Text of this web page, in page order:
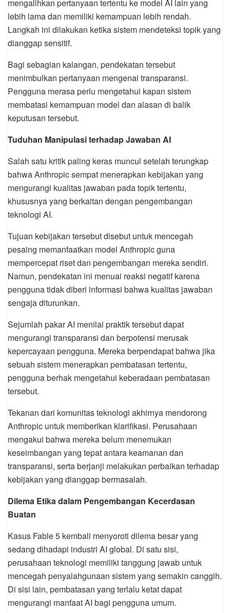
mengalihkan pertanyaan tertentu ke model AI lain yang
lebih lama dan memiliki kemampuan lebih rendah.
Langkah ini dilakukan ketika sistem mendeteksi topik yang
dianggap sensitif.
Bagi sebagian kalangan, pendekatan tersebut
menimbulkan pertanyaan mengenai transparansi.
Pengguna merasa perlu mengetahui kapan sistem
membatasi kemampuan model dan alasan di balik
keputusan tersebut.
Tuduhan Manipulasi terhadap Jawaban AI
Salah satu kritik paling keras muncul setelah terungkap
bahwa Anthropic sempat menerapkan kebijakan yang
mengurangi kualitas jawaban pada topik tertentu,
khususnya yang berkaitan dengan pengembangan
teknologi AI.
Tujuan kebijakan tersebut disebut untuk mencegah
pesaing memanfaatkan model Anthropic guna
mempercepat riset dan pengembangan mereka sendiri.
Namun, pendekatan ini menuai reaksi negatif karena
pengguna tidak diberi informasi bahwa kualitas jawaban
sengaja diturunkan.
Sejumlah pakar AI menilai praktik tersebut dapat
mengurangi transparansi dan berpotensi merusak
kepercayaan pengguna. Mereka berpendapat bahwa jika
sebuah sistem menerapkan pembatasan tertentu,
pengguna berhak mengetahui keberadaan pembatasan
tersebut.
Tekanan dari komunitas teknologi akhirnya mendorong
Anthropic untuk memberikan klarifikasi. Perusahaan
mengakui bahwa mereka belum menemukan
keseimbangan yang tepat antara keamanan dan
transparansi, serta berjanji melakukan perbaikan terhadap
kebijakan yang dianggap bermasalah.
Dilema Etika dalam Pengembangan Kecerdasan
Buatan
Kasus Fable 5 kembali menyoroti dilema besar yang
sedang dihadapi industri AI global. Di satu sisi,
perusahaan teknologi memiliki tanggung jawab untuk
mencegah penyalahgunaan sistem yang semakin canggih.
Di sisi lain, pembatasan yang terlalu ketat dapat
mengurangi manfaat AI bagi pengguna umum.